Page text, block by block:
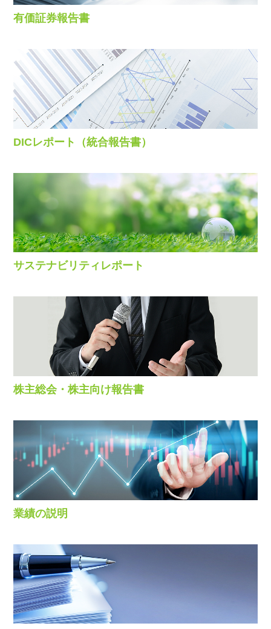
有価証券報告書
DICレポート（統合報告書）
サステナビリティレポート
株主総会・株主向け報告書
業績の説明